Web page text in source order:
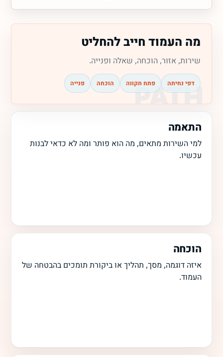
מה העמוד חייב להחליט
שירות, אזור, הוכחה, שאלה ופנייה.
דפי נחיתה פתח תקווה הוכחה פנייה
התאמה
למי השירות מתאים, מה הוא פותר ומה לא כדאי לבנות
עכשיו.
הוכחה
איזה דוגמה, מסך, תהליך או ביקורת תומכים בהבטחה של
העמוד.